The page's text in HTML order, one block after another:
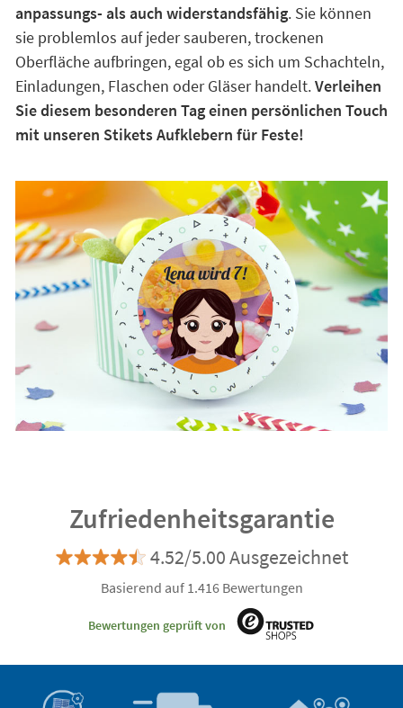
anpassungs- als auch widerstandsfähig. Sie können
sie problemlos auf jeder sauberen, trockenen
Oberfläche aufbringen, egal ob es sich um Schachteln,
Einladungen, Flaschen oder Gläser handelt.Verleihen
Sie diesem besonderen Tag einen persönlichen Touch
mit unseren Stikets Aufklebern für Feste!
Zufriedenheitsgarantie
4.52/5.00 Ausgezeichnet
Basierend auf 1.416 Bewertungen
Bewertungen geprüft von